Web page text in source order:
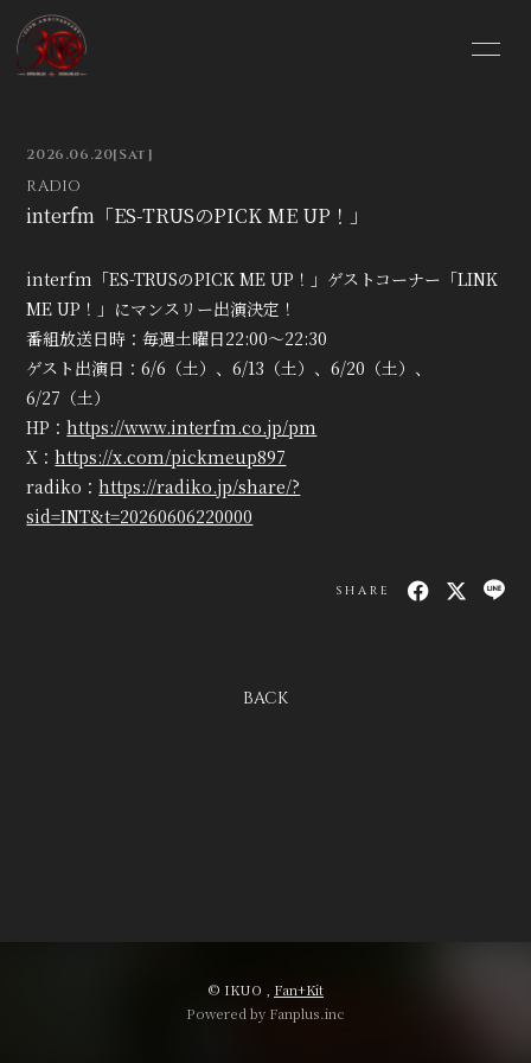
SCHEDULE
BLOG
MOVIE
PHOTO
GOODS SHOP
2026.06.20[Sat]
RADIO
interfm「ES-TRUSのPICK ME UP！」
interfm「ES-TRUSのPICK ME UP！」ゲストコーナー「LINK
ME UP！」にマンスリー出演決定！
番組放送日時：毎週土曜日22:00～22:30
ゲスト出演日：6/6（土）、6/13（土）、6/20（土）、
6/27（土）
HP：https://www.interfm.co.jp/pm
X：https://x.com/pickmeup897
radiko：https://radiko.jp/share/?
sid=INT&t=20260606220000
SHARE
BACK
© IKUO , Fan+Kit
Powered by Fanplus.inc